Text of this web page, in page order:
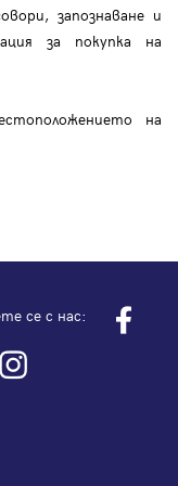
запознаване и
за покупка на
на
се с нас: